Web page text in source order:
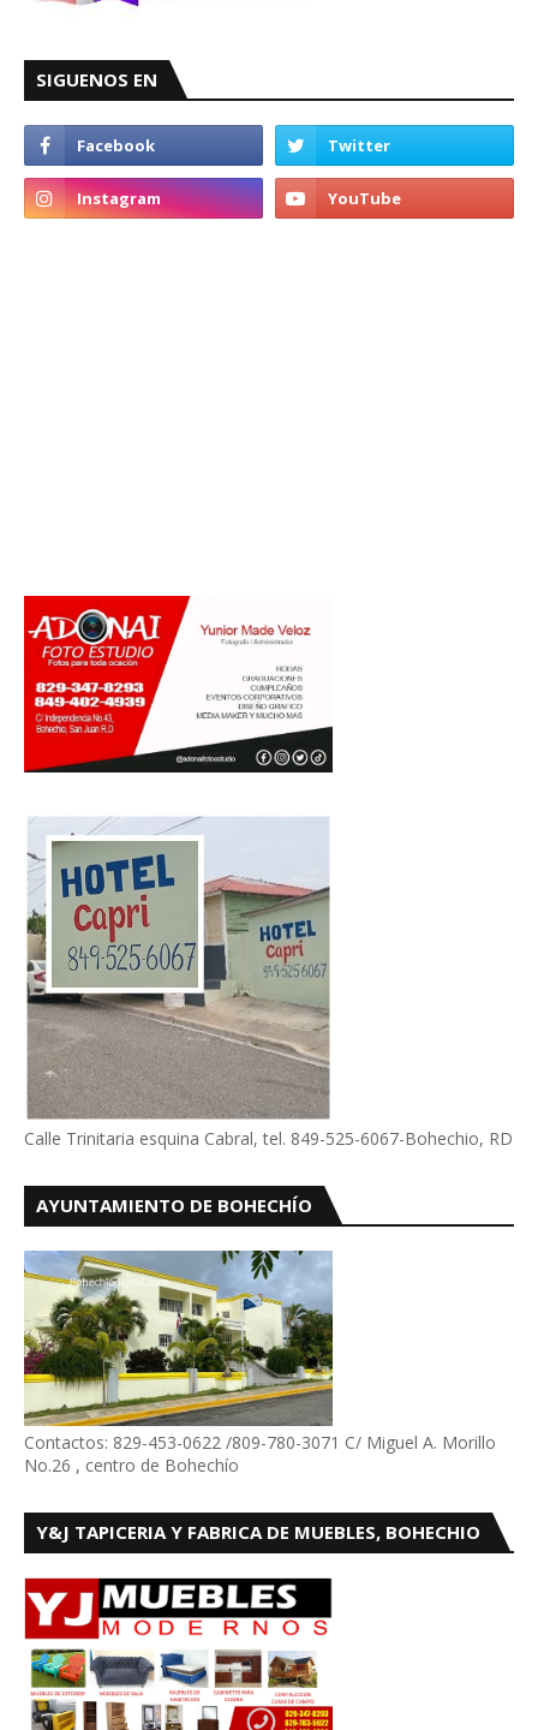
SIGUENOS EN
Calle Trinitaria esquina Cabral, tel. 849-525-6067-Bohechio, RD
AYUNTAMIENTO DE BOHECHÍO
Contactos: 829-453-0622 /809-780-3071 C/ Miguel A. Morillo
No.26 , centro de Bohechío
Y&J TAPICERIA Y FABRICA DE MUEBLES, BOHECHIO